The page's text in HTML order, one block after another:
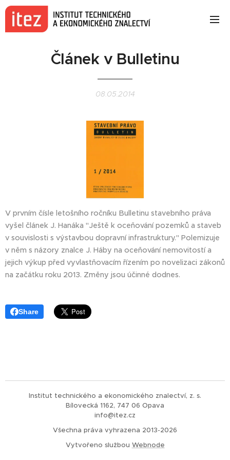
Článek v Bulletinu
08.05.2014
V prvním čísle letošního ročníku Bulletinu stavebního práva
vyšel článek J. Hanáka "Ještě k oceňování pozemků a staveb
v souvislosti s výstavbou dopravní infrastruktury." Polemizuje
v něm s názory znalce J. Háby na oceňování nemovitostí a
jejich výkup před vyvlastňovacím řízením po novelizaci zákonů
na začátku roku 2013. Změny jsou účinné dodnes.
Share
Institut technického a ekonomického znalectví, z. s.
Bílovecká 1162, 747 06 Opava
info@itez.cz
Všechna práva vyhrazena 2013-2026
Vytvořeno službou Webnode